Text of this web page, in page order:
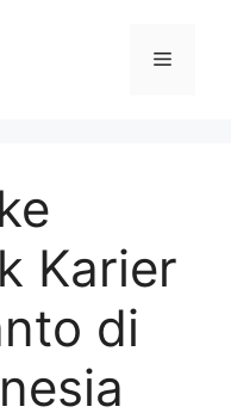
Menu
Karier
di